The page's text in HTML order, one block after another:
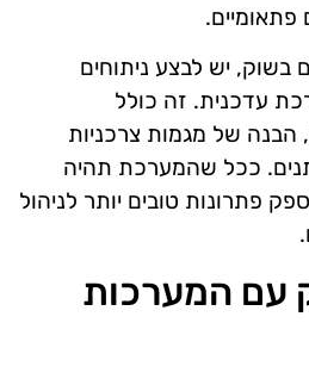
פתאומיים.
בשוק, יש לבצע ניתוחים
עדכנית. זה כולל
של מגמות צרכניות
ככל שהמערכת תהיה
פתרונות טובים יותר לניהול
עם המערכות